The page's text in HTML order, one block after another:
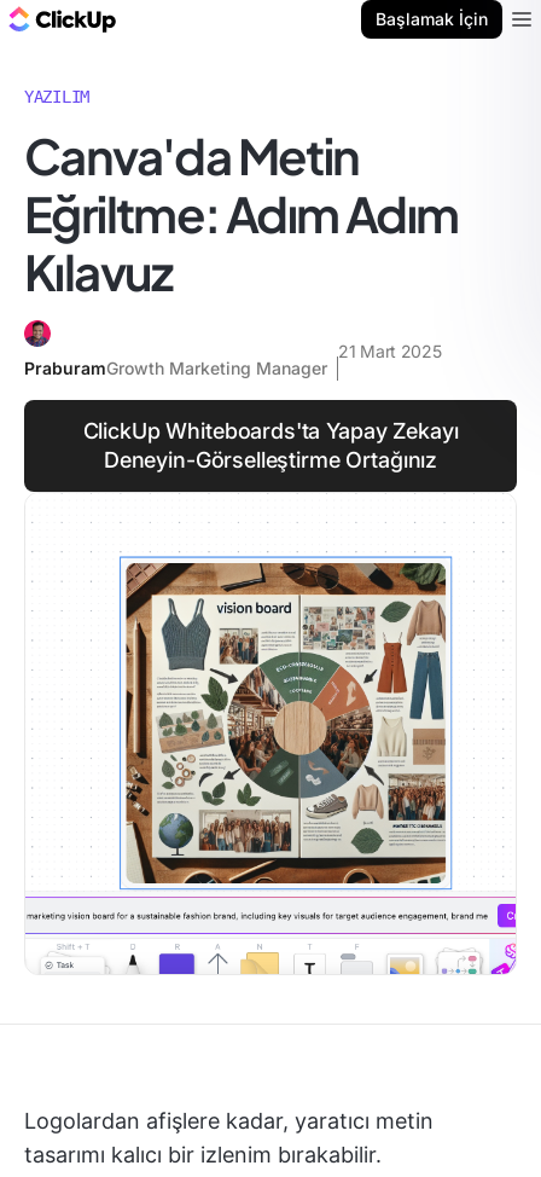
Başlamak İçin
YAZILIM
Canva'da Metin
Eğriltme: Adım Adım
Kılavuz
PraburamGrowth Marketing Manager
21 Mart 2025
ClickUp Whiteboards'ta Yapay Zekayı
Deneyin-Görselleştirme Ortağınız
Logolardan afişlere kadar, yaratıcı metin
tasarımı kalıcı bir izlenim bırakabilir.